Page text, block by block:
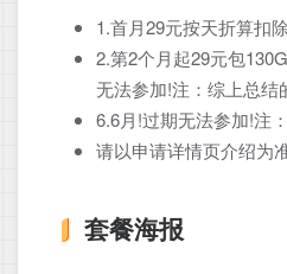
1.首月29元按天折算扣
2.第2个月起29元包
无法参加!注：综上总结
6.6月!过期无法参加!注
请以申请详情页介绍为
套餐海报